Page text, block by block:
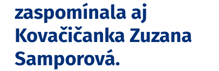
zaspomínala aj
Kovačičanka Zuzana
Samporová.